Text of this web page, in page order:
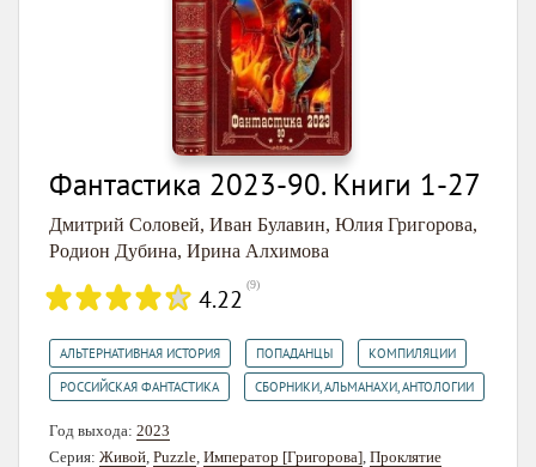
Фантастика 2023-90. Книги 1-27
Дмитрий Соловей, Иван Булавин, Юлия Григорова,
Родион Дубина, Ирина Алхимова
4.22 (9)
АЛЬТЕРНАТИВНАЯ ИСТОРИЯ ПОПАДАНЦЫ КОМПИЛЯЦИИ
РОССИЙСКАЯ ФАНТАСТИКА СБОРНИКИ, АЛЬМАНАХИ, АНТОЛОГИИ
Год выхода: 2023
Серия: Живой Puzzle Император [Григорова] Проклятие